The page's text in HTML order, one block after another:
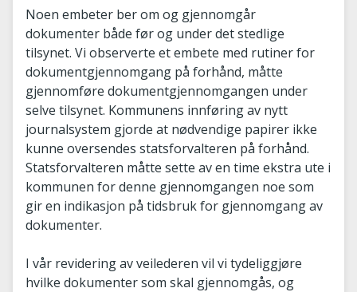
Noen embeter ber om og gjennomgår
dokumenter både før og under det stedlige
tilsynet. Vi observerte et embete med rutiner for
dokumentgjennomgang på forhånd, måtte
gjennomføre dokumentgjennomgangen under
selve tilsynet. Kommunens innføring av nytt
journalsystem gjorde at nødvendige papirer ikke
kunne oversendes statsforvalteren på forhånd.
Statsforvalteren måtte sette av en time ekstra ute i
kommunen for denne gjennomgangen noe som
gir en indikasjon på tidsbruk for gjennomgang av
dokumenter.
I vår revidering av veilederen vil vi tydeliggjøre
hvilke dokumenter som skal gjennomgås, og